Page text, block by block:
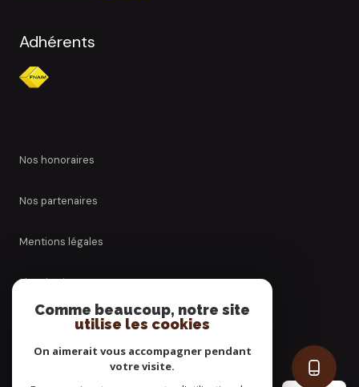
Adhérents
nos honoraires
nos partenaires
mentions légales
plan du site
Comme beaucoup, notre site
utilise les cookies
On aimerait vous accompagner pendant
votre visite.